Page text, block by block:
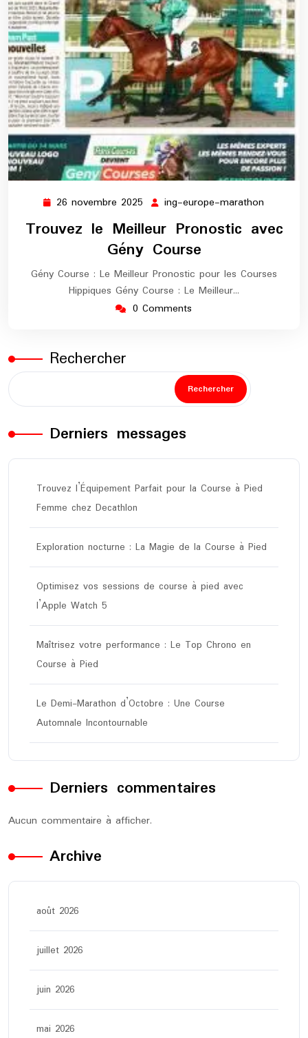
26 novembre 2025 26
novembre
2025
ing-europe-marathon
marathon
Trouvez le Meilleur Pronostic avec
Gény Course
Gény Course : Le Meilleur Pronostic pour les Courses
Hippiques Gény Course : Le Meilleur…
0 Comments
Rechercher
Rechercher
Derniers messages
Trouvez l’Équipement Parfait pour la Course à Pied
Femme chez Decathlon
Exploration nocturne : La Magie de la Course à Pied
Optimisez vos sessions de course à pied avec
l’Apple Watch 5
Maîtrisez votre performance : Le Top Chrono en
Course à Pied
Le Demi-Marathon d’Octobre : Une Course
Automnale Incontournable
Derniers commentaires
Aucun commentaire à afficher.
Archive
août 2026
juillet 2026
juin 2026
mai 2026